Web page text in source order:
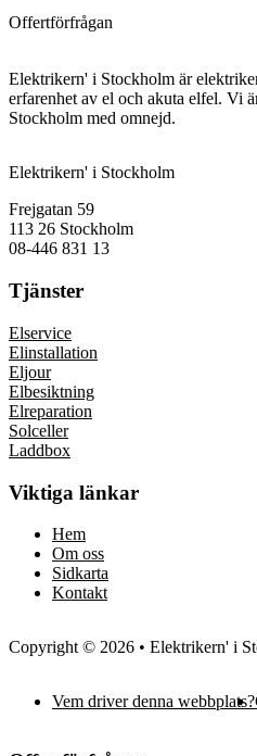
Offertförfrågan
Elektrikern' i Stockholm är
erfarenhet av el och akuta elfel. Vi
Stockholm med omnejd.
Elektrikern' i Stockholm
Frejgatan 59
113 26 Stockholm
08-446 831 13
Tjänster
Elservice
Elinstallation
Eljour
Elbesiktning
Elreparation
Solceller
Laddbox
Viktiga länkar
Hem
Om oss
Sidkarta
Kontakt
Copyright © 2026 • Elektrikern' i
Vem driver denna webbplats?